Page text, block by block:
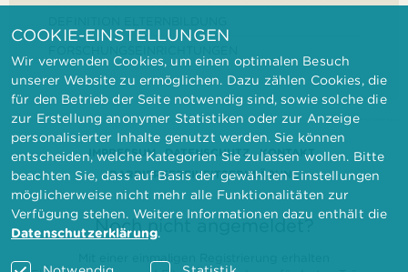
IMPRESSUM DATENSCHUTZ
KONTAKT
BARRIEREFREIHEITSERKLÄRUNG
Noch nicht angemeldet?
COOKIE-EINSTELLUNGEN
Wir verwenden Cookies, um einen optimalen Besuch
unserer Website zu ermöglichen. Dazu zählen Cookies, die
für den Betrieb der Seite notwendig sind, sowie solche die
zur Erstellung anonymer Statistiken oder zur Anzeige
personalisierter Inhalte genutzt werden. Sie können
entscheiden, welche Kategorien Sie zulassen wollen. Bitte
beachten Sie, dass auf Basis der gewählten Einstellungen
möglicherweise nicht mehr alle Funktionalitäten zur
Verfügung stehen. Weitere Informationen dazu enthält die
Datenschutzerklärung.